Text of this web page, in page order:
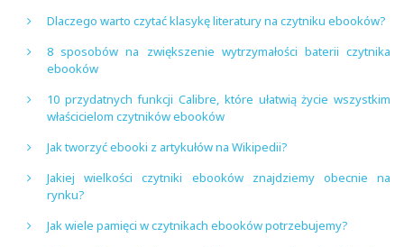
Dlaczego warto czytać klasykę literatury na czytniku ebooków?
8 sposobów na zwiększenie wytrzymałości baterii czytnika
ebooków
10 przydatnych funkcji Calibre, które ułatwią życie wszystkim
właścicielom czytników ebooków
Jak tworzyć ebooki z artykułów na Wikipedii?
Jakiej wielkości czytniki ebooków znajdziemy obecnie na
rynku?
Jak wiele pamięci w czytnikach ebooków potrzebujemy?